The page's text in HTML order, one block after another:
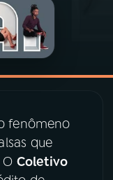
fenômeno
que
Coletivo